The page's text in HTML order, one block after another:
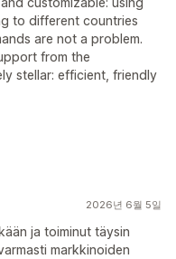
to different countries
are not a problem.
from the
stellar: efficient, friendly
2026년 6월 5일
ja toiminut täysin
markkinoiden